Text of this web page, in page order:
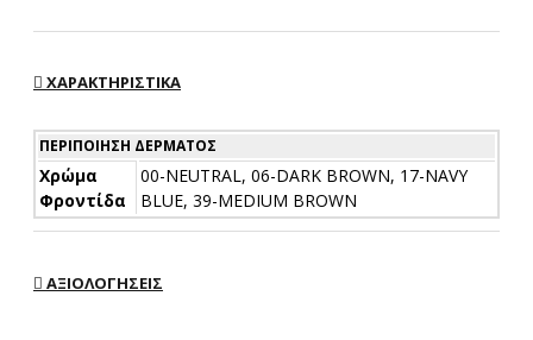
ΧΑΡΑΚΤΗΡΙΣΤΙΚΆ
ΠΕΡΙΠΟΊΗΣΗ ΔΈΡΜΑΤΟΣ
Χρώμα
Φροντίδα
00-NEUTRAL, 06-DARK BROWN, 17-NAVY
BLUE, 39-MEDIUM BROWN
ΑΞΙΟΛΟΓΉΣΕΙΣ